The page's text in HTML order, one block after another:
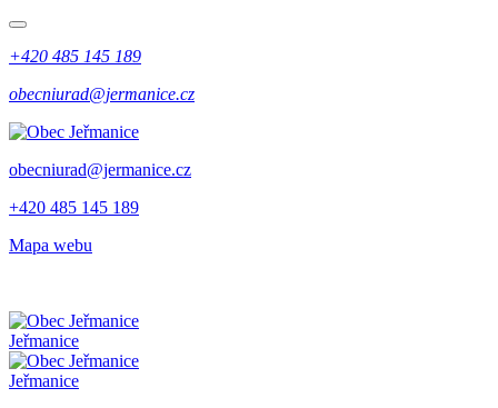
+420 485 145 189
obecniurad@jermanice.cz
obecniurad@jermanice.cz
+420 485 145 189
Mapa webu
Jeřmanice
Jeřmanice